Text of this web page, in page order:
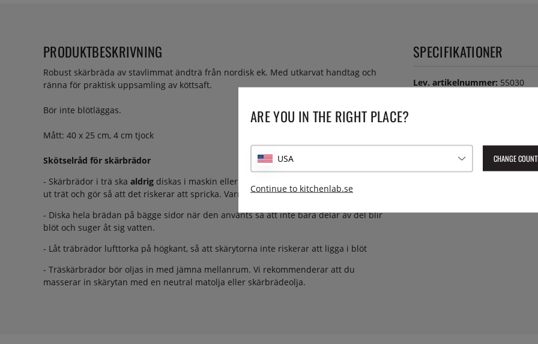
PRODUKTBESKRIVNING
Robust skärbräda av stavlimmat ändträ från nordisk ek. Med utkarvat handtag och
ränna för praktisk uppsamling av köttsaft.
Bör inte blötläggas.
Mått: 40 x 25 cm, 4 cm tjock
Skötselråd för skärbrädor
- Skärbrädor i trä ska aldrig diskas i maskin eller med diskmedel – det torkar nämligen
ut trät och gör så att det riskerar att spricka. Varmt vatten och diskborste räcker gott!
- Diska hela brädan på bägge sidor när den använts så att inte bara delar av del blir
blöt och suger åt sig vatten.
- Låt träbrädor lufttorka på högkant, så att skärytorna inte riskerar att ligga i blöt
- Träskärbrädor bör oljas in med jämna mellanrum. Vi rekommenderar att du
masserar in skärytan med en neutral matolja eller skärbrädeolja.
SPECIFIKATIONER
Lev. artikelnummer: 55030
ARE YOU IN THE RIGHT PLACE?
USA CHANGE
Continue to kitchenlab.se